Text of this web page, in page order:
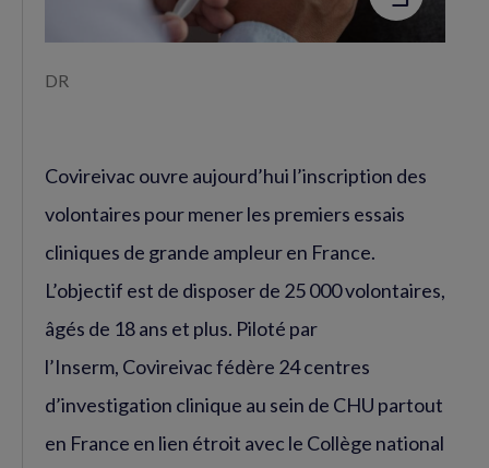
DR
Covireivac ouvre aujourd’hui l’inscription des
volontaires pour mener les premiers essais
cliniques de grande ampleur en France.
L’objectif est de disposer de 25 000 volontaires,
âgés de 18 ans et plus. Piloté par
l’Inserm, Covireivac fédère 24 centres
d’investigation clinique au sein de CHU partout
en France en lien étroit avec le Collège national